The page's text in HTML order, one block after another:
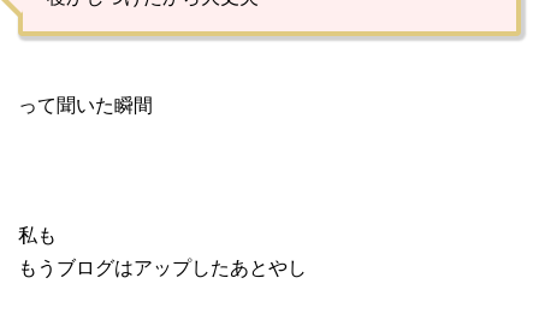
って聞いた瞬間
私も
もうブログはアップしたあとやし